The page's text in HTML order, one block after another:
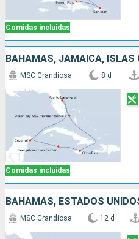
Comidas incluidas
Comidas incluidas
MSC Grandiosa 8 d
MSC Grandiosa 12 d